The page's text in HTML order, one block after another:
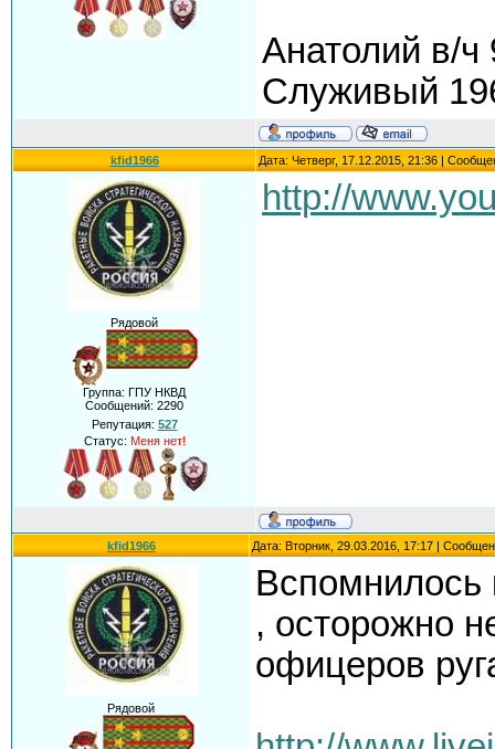
Анатолий в/ч
Служивый
kfid1966 Дата: Четверг, 17.12.2015, 21:36 |
Рядовой
Группа: ГПУ НКВД
Сообщений: 2290
Репутация: 527
Статус: Меня нет!
http://
kfid1966 Дата: Вторник, 29.03.2016, 17:17 |
Рядовой
Вспомнилось
, осторожно
офицеров